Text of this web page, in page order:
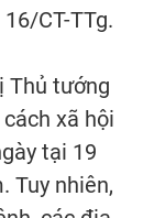
CT-TTg.
Thủ tướng
xã hội
tại 19
Tuy nhiên,